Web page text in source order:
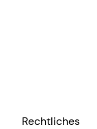
Rechtliches